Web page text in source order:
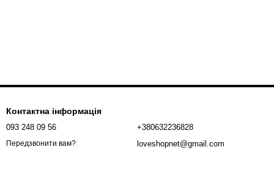
Контактна інформація
093 248 09 56
Передзвонити вам?
+380632236828
loveshopnet@gmail.com